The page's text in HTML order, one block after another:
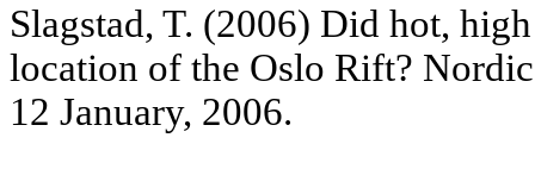
Slagstad, T. (2006) Did hot,
location of the Oslo Rift?
12 January, 2006.